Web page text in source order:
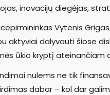
inovacijų diegėjas,
Vytenis
aktyviai dalyvauti šiose
ūkio kryptį ateinančiam
nulems ne tik
dabar – kol dar